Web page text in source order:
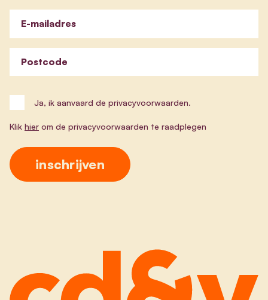
E-mailadres
Postcode
Ja, ik aanvaard de privacyvoorwaarden.
Klik hier om de privacyvoorwaarden te raadplegen